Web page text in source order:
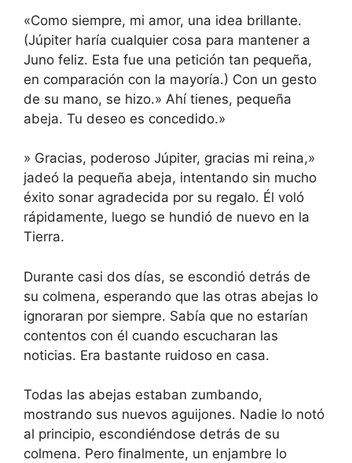
«Como siempre, mi amor, una idea brillante.
(Júpiter haría cualquier cosa para mantener a
Juno feliz. Esta fue una petición tan pequeña,
en comparación con la mayoría.) Con un gesto
de su mano, se hizo.» Ahí tienes, pequeña
abeja. Tu deseo es concedido.»
» Gracias, poderoso Júpiter, gracias mi reina,»
jadeó la pequeña abeja, intentando sin mucho
éxito sonar agradecida por su regalo. Él voló
rápidamente, luego se hundió de nuevo en la
Tierra.
Durante casi dos días, se escondió detrás de
su colmena, esperando que las otras abejas lo
ignoraran por siempre. Sabía que no estarían
contentos con él cuando escucharan las
noticias. Era bastante ruidoso en casa.
Todas las abejas estaban zumbando,
mostrando sus nuevos aguijones. Nadie lo notó
al principio, escondiéndose detrás de su
colmena. Pero finalmente, un enjambre lo